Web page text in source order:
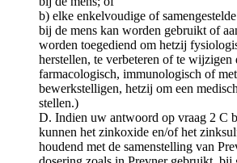
b) elke enkelvoudige of
bij de mens kan worden gebruikt of
worden toegediend om hetzij
herstellen, te verbeteren of te wijzigen
farmacologisch, immunologisch of
bewerkstelligen, hetzij om een
stellen.)
D. Indien uw antwoord op vraag 2 C
kunnen het zinkoxide en/of het
houdend met de samenstelling van